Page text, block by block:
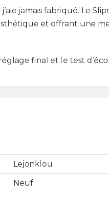
jamais fabriqué. Le
et offrant une
final et le test
Lejonklou
Neuf